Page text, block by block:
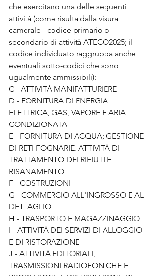
che esercitano una delle seguenti
attività (come risulta dalla visura
camerale - codice primario o
secondario di attività ATECO2025; il
codice individuato raggruppa anche
eventuali sotto-codici che sono
ugualmente ammissibili):
C - ATTIVITÀ MANIFATTURIERE
D - FORNITURA DI ENERGIA
ELETTRICA, GAS, VAPORE E ARIA
CONDIZIONATA
E - FORNITURA DI ACQUA; GESTIONE
DI RETI FOGNARIE, ATTIVITÀ DI
TRATTAMENTO DEI RIFIUTI E
RISANAMENTO
F - COSTRUZIONI
G - COMMERCIO ALL'INGROSSO E AL
DETTAGLIO
H - TRASPORTO E MAGAZZINAGGIO
I - ATTIVITÀ DEI SERVIZI DI ALLOGGIO
E DI RISTORAZIONE
J - ATTIVITÀ EDITORIALI,
TRASMISSIONI RADIOFONICHE E